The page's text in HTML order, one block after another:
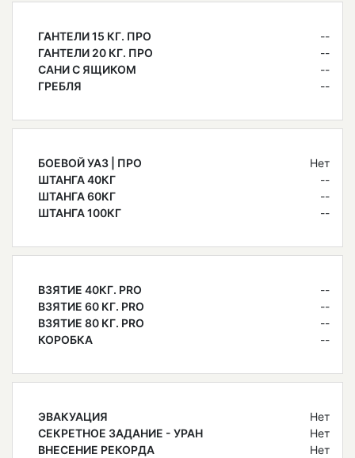
ГАНТЕЛИ 15 КГ. ПРО
--
ГАНТЕЛИ 20 КГ. ПРО
--
САНИ С ЯЩИКОМ
--
ГРЕБЛЯ
--
БОЕВОЙ УАЗ | ПРО
Нет
ШТАНГА 40КГ
--
ШТАНГА 60КГ
--
ШТАНГА 100КГ
--
ВЗЯТИЕ 40КГ. PRO
--
ВЗЯТИЕ 60 КГ. PRO
--
ВЗЯТИЕ 80 КГ. PRO
--
КОРОБКА
--
ЭВАКУАЦИЯ
Нет
СЕКРЕТНОЕ ЗАДАНИЕ - УРАН
Нет
ВНЕСЕНИЕ РЕКОРДА
Нет